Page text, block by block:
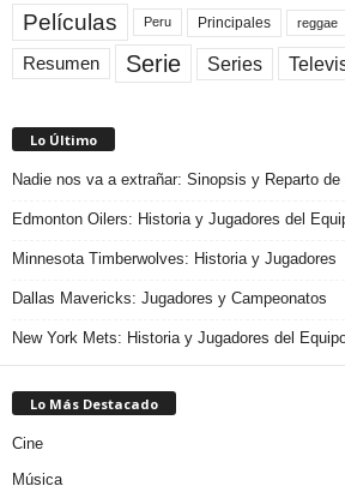
Películas Peru Principales reggae
Resumen Serie Series
Lo Último
Nadie nos va a extrañar: Sinopsis y Reparto de
Edmonton Oilers: Historia y Jugadores del
Minnesota Timberwolves: Historia y Jugadores
Dallas Mavericks: Jugadores y Campeonatos
New York Mets: Historia y Jugadores del
Lo Más Destacado
Cine
Música